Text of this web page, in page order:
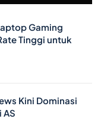
Gaming
Tinggi untuk
Kini Dominasi
AS